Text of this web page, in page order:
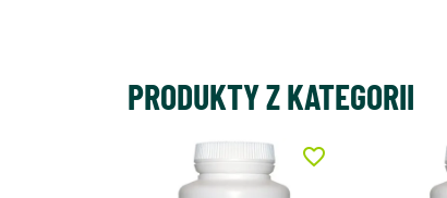
PRODUKTY Z KATEGORII
favorite_border